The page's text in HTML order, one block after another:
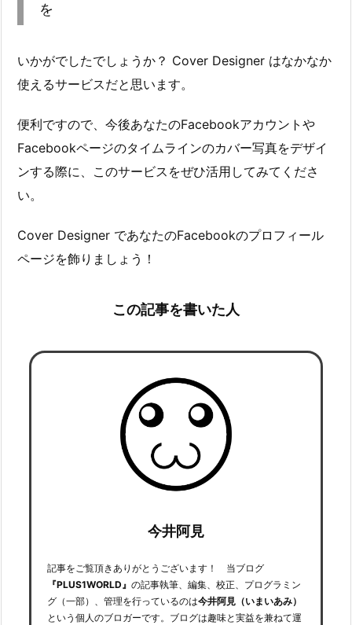
を
いかがでしたでしょうか？ Cover Designer はなかなか
使えるサービスだと思います。
便利ですので、今後あなたのFacebookアカウントや
Facebookページのタイムラインのカバー写真をデザイ
ンする際に、このサービスをぜひ活用してみてくださ
い。
Cover Designer であなたのFacebookのプロフィール
ページを飾りましょう！
この記事を書いた人
今井阿見
記事をご覧頂きありがとうございます！ 当ブログ
『PLUS1WORLD』 の記事執筆、編集、校正、プログラミン
グ（一部）、管理を行っているのは今井阿見（いまいあみ）
という個人のブロガーです。ブログは趣味と実益を兼ねて運